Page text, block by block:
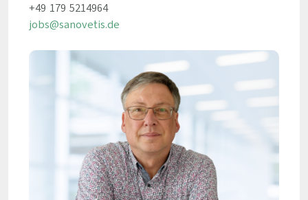
+49 179 5214964
jobs@sanovetis.de